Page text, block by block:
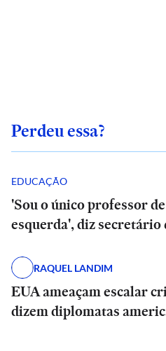
Perdeu essa?
EDUCAÇÃO
'Sou o único professor
esquerda', diz secretário
RAQUEL LANDIM
EUA ameaçam escalar
dizem diplomatas